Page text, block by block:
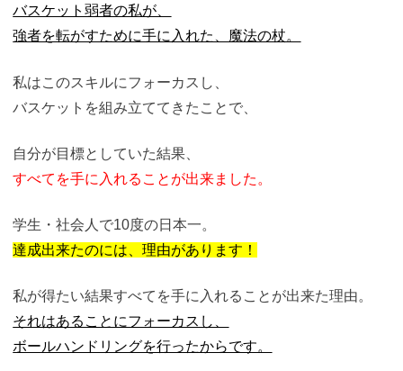
バスケット弱者の私が、
強者を転がすために手に入れた、魔法の杖。
私はこのスキルにフォーカスし、
バスケットを組み立ててきたことで、
自分が目標としていた結果、
すべてを手に入れることが出来ました。
学生・社会人で10度の日本一。
達成出来たのには、理由があります！
私が得たい結果すべてを手に入れることが出来た理由。
それはあることにフォーカスし、
ボールハンドリングを行ったからです。